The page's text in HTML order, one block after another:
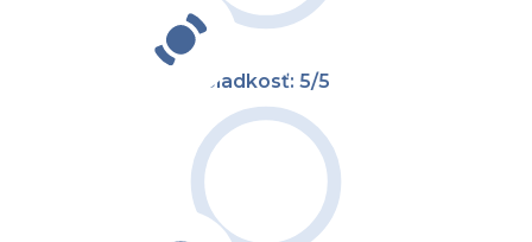
Sladkosť: 5/5